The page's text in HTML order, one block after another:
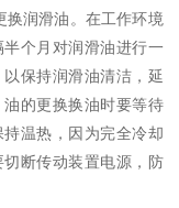
换润滑油。在工作环境
个月对润滑油进行一
保持润滑油清洁，延
的更换换油时要等待
温热，因为完全冷却
断传动装置电源，防